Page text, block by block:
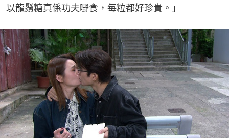
以龍鬚糖真係功夫嘢食，每粒都好珍貴。」